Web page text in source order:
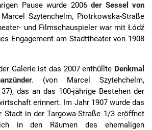
Pause wurde 2006der Sessel von
Szytenchelm, Piotrkowska-Straße
und Filmschauspieler war mit Łódź
Engagement am Stadttheater von 1908
Galerie ist das 2007 enthüllte Denkmal
. (von Marcel Szytehchelm,
das an das 100-jährige Bestehen der
erinnert. Im Jahr 1907 wurde das
Stadt in der Targowa-Straße 1/3 eröffnet
in den Räumen des ehemaligen